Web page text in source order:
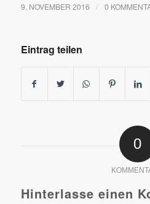
9. NOVEMBER 2016 / 0
Eintrag teilen
0
Hinterlasse einen